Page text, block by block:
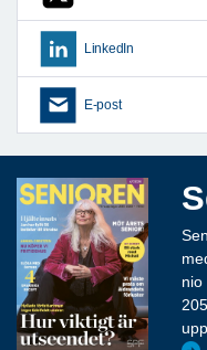
LinkedIn
E-post
nio